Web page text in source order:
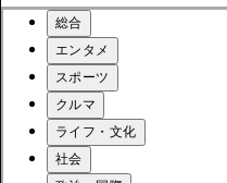
総合
エンタメ
スポーツ
クルマ
ライフ・文化
社会